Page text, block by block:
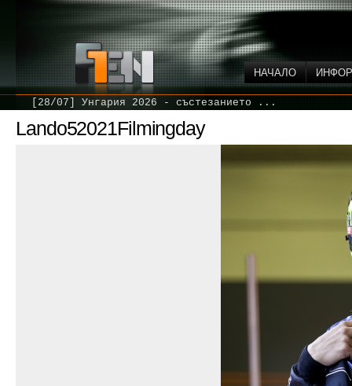
НАЧАЛО
[28/07] Унгария 2026 - състезанието ...
Lando52021Filmingday